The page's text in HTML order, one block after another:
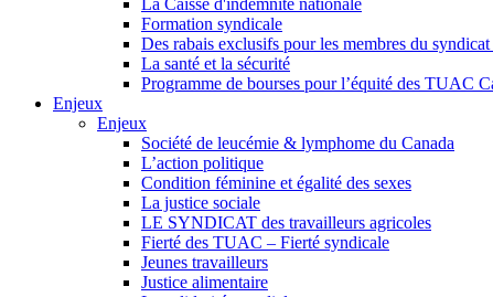
La Caisse d'indemnité nationale
Formation syndicale
Des rabais exclusifs pour les membres du
La santé et la sécurité
Programme de bourses pour l’équité des TUAC
Enjeux
Enjeux
Société de leucémie & lymphome du Canada
L’action politique
Condition féminine et égalité des sexes
La justice sociale
LE SYNDICAT des travailleurs agricoles
Fierté des TUAC – Fierté syndicale
Jeunes travailleurs
Justice alimentaire